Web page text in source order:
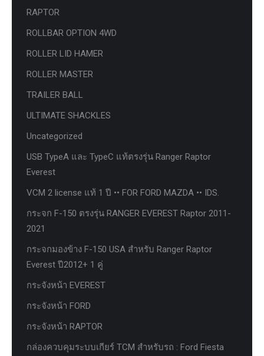
RAPTOR
ROLLBAR OPTION 4WD
ROLLER LID HAMER
ROLLER MASTER
TRAILER BALL
ULTIMATE SHACKLES
Uncategorized
USB TypeA และ TypeC แท้ตรงรุ่น Ranger Raptor
Everest
VCM 2 license แท้ 1 ปี •• FOR FORD MAZDA •• IDS.
กระจก F-150 ตรงรุ่น RANGER EVEREST Raptor 2011-
2021
กระจกมองข้าง F-150 USA สำหรับ Ranger Raptor
Everest ปี2012+ 1 คู่
กระจังหน้า EVEREST
กระจังหน้า FORD
กระจังหน้า RAPTOR
กล่องควบคุมระบบเกียร์ TCM สำหรับรถ : Ford Fiesta